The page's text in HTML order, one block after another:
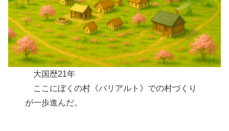
大国歴21年
ここにぼくの村《バリアルト》での村づくり
が一歩進んだ。